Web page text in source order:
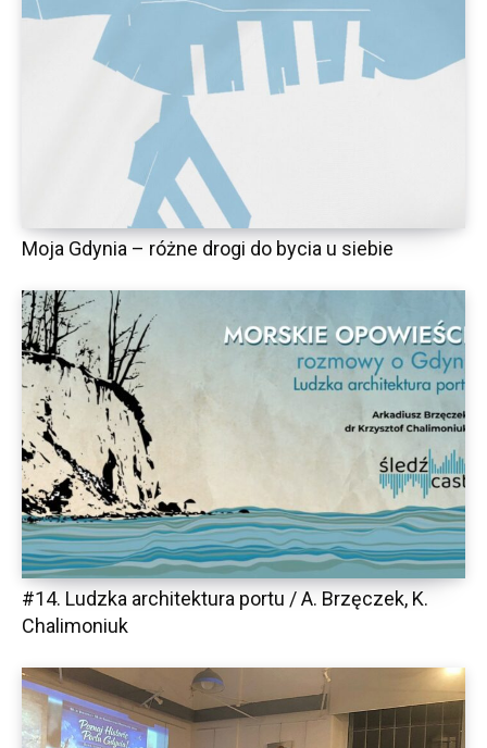
Moja Gdynia – różne drogi do bycia u siebie
#14. Ludzka architektura portu / A. Brzęczek, K.
Chalimoniuk